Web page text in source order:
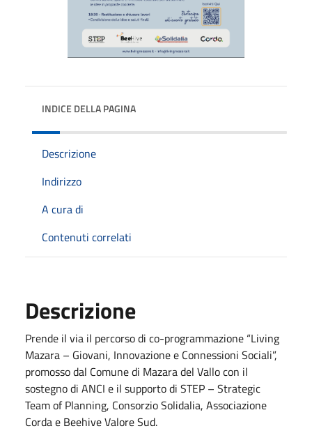
INDICE DELLA PAGINA
Descrizione
Indirizzo
A cura di
Contenuti correlati
Descrizione
Prende il via il percorso di co-programmazione “Living
Mazara – Giovani, Innovazione e Connessioni Sociali”,
promosso dal Comune di Mazara del Vallo con il
sostegno di ANCI e il supporto di STEP – Strategic
Team of Planning, Consorzio Solidalia, Associazione
Corda e Beehive Valore Sud.